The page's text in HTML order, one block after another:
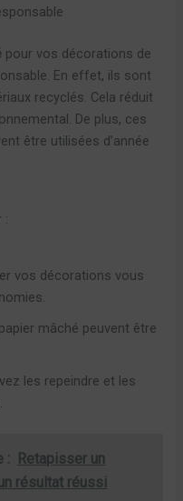
pour vos décorations de
En effet, ils sont
recyclés. Cela réduit
De plus, ces
être utilisées d’année
:
vos décorations vous
mâché peuvent être
les repeindre et les
:
Retapisser un
résultat réussi